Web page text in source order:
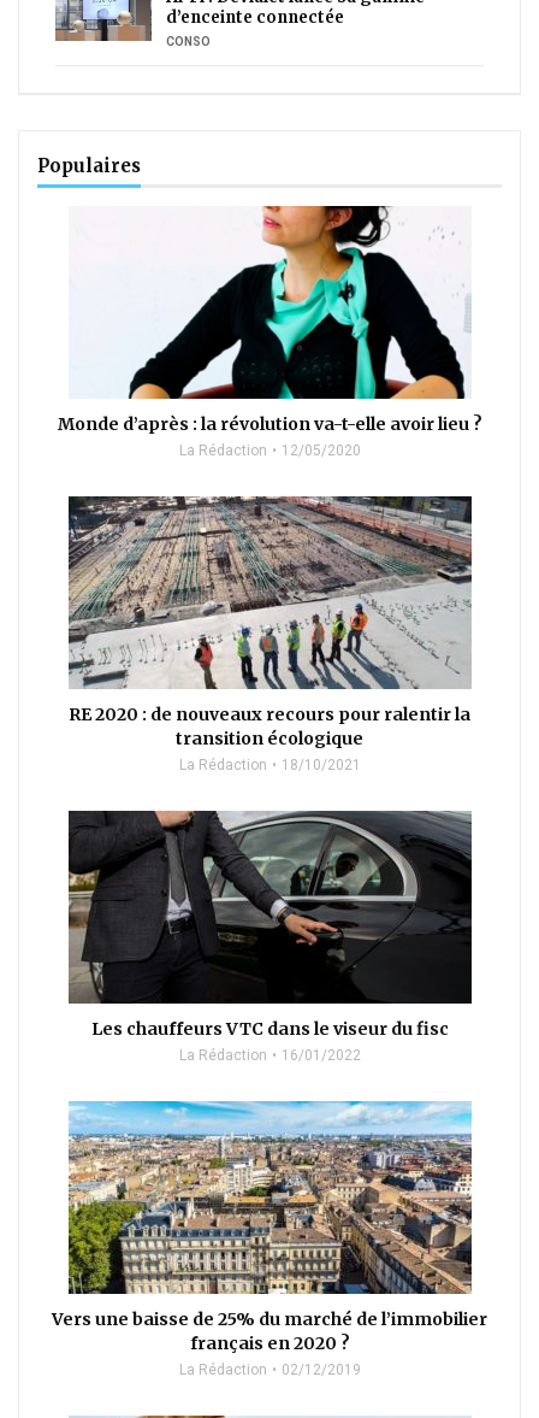
d’enceinte connectée
CONSO
Populaires
Monde d’après : la révolution va-t-elle avoir lieu ?
La Rédaction 12/05/2020
RE 2020 : de nouveaux recours pour ralentir la
transition écologique
La Rédaction 18/10/2021
Les chauffeurs VTC dans le viseur du fisc
La Rédaction 16/01/2022
Vers une baisse de 25% du marché de l’immobilier
français en 2020 ?
La Rédaction 02/12/2019